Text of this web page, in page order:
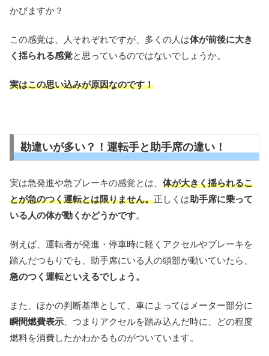
かびますか？
この感覚は、人それぞれですが、多くの人は体が前後に大き
く揺られる感覚と思っているのではないでしょうか。
実はこの思い込みが原因なのです！
勘違いが多い？！運転手と助手席の違い！
実は急発進や急ブレーキの感覚とは、 体が大きく揺られるこ
とが急のつく運転とは限りません。正しくは助手席に乗って
いる人の体が動くかどうかです。
例えば、運転者が発進・停車時に軽くアクセルやブレーキを
踏んだつもりでも、助手席にいる人の頭部が動いていたら、
急のつく運転といえるでしょう。
また、ほかの判断基準として、車によってはメーター部分に
瞬間燃費表示 、つまりアクセルを踏み込んだ時に、どの程度
燃料を消費したかわかるものがついています。